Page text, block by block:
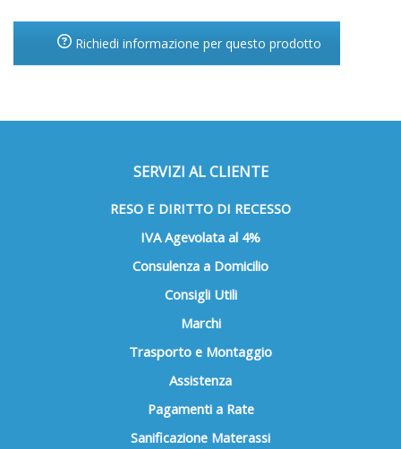
Richiedi informazione per questo prodotto
SERVIZI AL CLIENTE
RESO E DIRITTO DI RECESSO
IVA Agevolata al 4%
Consulenza a Domicilio
Consigli Utili
Marchi
Trasporto e Montaggio
Assistenza
Pagamenti a Rate
Sanificazione Materassi